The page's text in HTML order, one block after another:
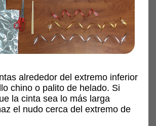
alrededor del extremo inferior
chino o palito de helado. Si
la cinta sea lo más larga
el nudo cerca del extremo de